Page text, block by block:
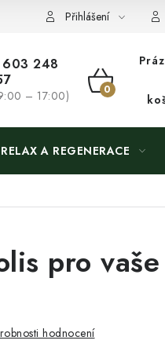
Přihlášení
248
– 17:00)
NÁKUPNÍ
RELAX A REGENERACE
pro
hodnocení